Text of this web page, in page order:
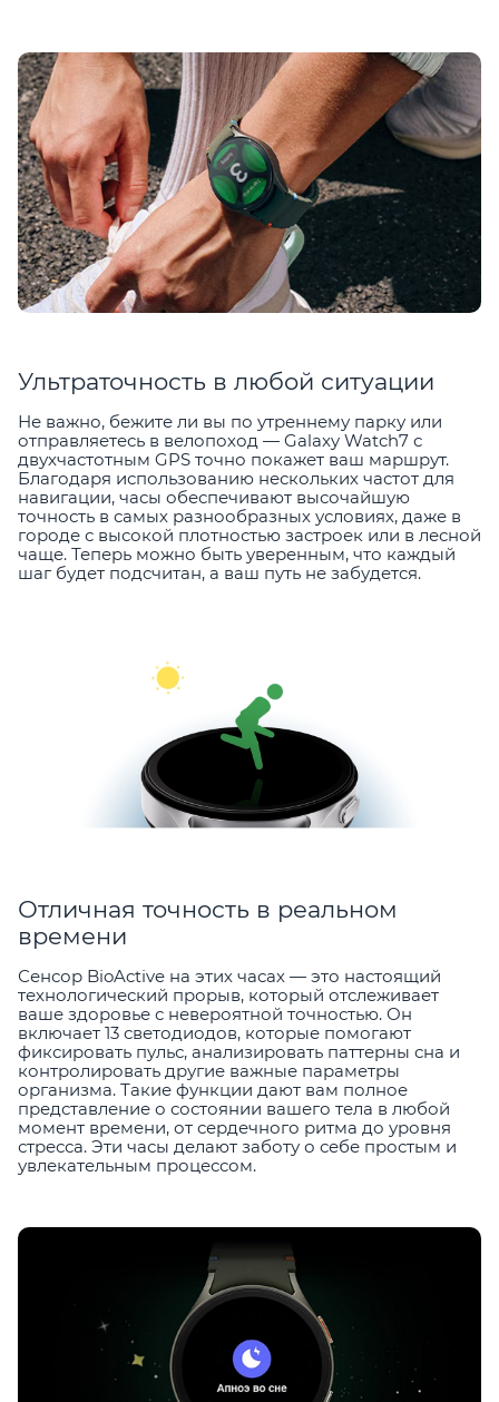
Ультраточность в любой ситуации
Не важно, бежите ли вы по утреннему парку или
отправляетесь в велопоход — Galaxy Watch7 с
двухчастотным GPS точно покажет ваш маршрут.
Благодаря использованию нескольких частот для
навигации, часы обеспечивают высочайшую
точность в самых разнообразных условиях, даже в
городе с высокой плотностью застроек или в лесной
чаще. Теперь можно быть уверенным, что каждый
шаг будет подсчитан, а ваш путь не забудется.
Отличная точность в реальном
времени
Сенсор BioActive на этих часах — это настоящий
технологический прорыв, который отслеживает
ваше здоровье с невероятной точностью. Он
включает 13 светодиодов, которые помогают
фиксировать пульс, анализировать паттерны сна и
контролировать другие важные параметры
организма. Такие функции дают вам полное
представление о состоянии вашего тела в любой
момент времени, от сердечного ритма до уровня
стресса. Эти часы делают заботу о себе простым и
увлекательным процессом.